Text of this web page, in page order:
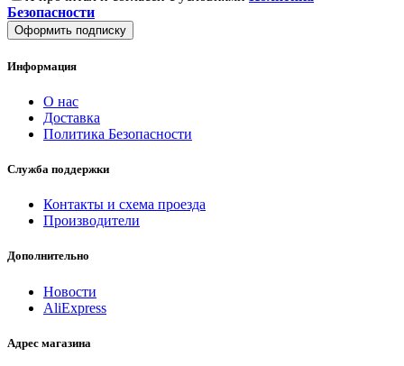
Безопасности
Оформить подписку
Информация
О нас
Доставка
Политика Безопасности
Служба поддержки
Контакты и схема проезда
Производители
Дополнительно
Новости
AliExpress
Адрес магазина